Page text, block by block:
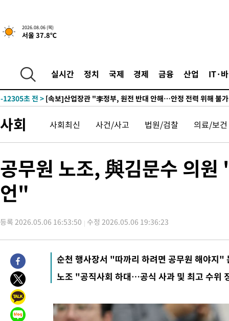
2026.08.06 (목)
서울 37.8℃
실시간 정치 국제 경제 금융 산업 IT·
-26524초 전 >"여기 떨어졌다"…다누리, 스페이스X 로켓 달 충돌 흔적 포착
-23569초 전 > 손흥민, 5경기 연속골 실패…LAFC는 승부차기 끝 과달라하라
-15807초 전 >
트럼프, 한국계 진보 주지사 후보 맹공…"공산주의가 최대 위
-15785초 전 >
-12305초 전 > [속보]산업장관 "李정부, 원전 반대 안해…안정 전력 위해 불
색
-10389초 전 >
[속보]산업장관 "美무역법 제301조 과잉생산 결과 발표 8월
-10182초 전 >[속보]코스피 매도사이드카 발동…4%대 급락
-7015초 전 >서울 열대야 15일째 지속…비공식 '초열대야' 30도 넘어
-5582초 전 >
-5565초 전 >
-1963초 전 >서울 낮 39도 '폭염중대경보'…40도 관측 가능성도
11분 전 >미 워싱턴주 스포캔 시의 통제불능 3개 산불, 방화선 일부 구축
2시간 전 >
[속보] 호르무즈 해협 이란-오만 협상 기대속 뉴욕증시 혼조 마감
0.49%↑
-29150초 전 >
[속보]코스닥, 800p 회복…0.26% 오른 801.67 마감
-29080초 전 >
[속보]코스피, 301.88포인트(4.58%) 내린 6296.38 마감
-28945초 전 >
-26544초 전 >
"여기 떨어졌다"…다누리, 스페이스X 로켓 달 충돌 흔적 포착
사회 사회최신 사건/사고 법원/검찰 의료/보건
공무원 노조, 與김문수 의
언"
등록 2026.05.06 16:53:50 수정 2026.05.06 19:36:23
순천 행사장서 "따까리 하려면 공무원 해야지"
노조 "공직사회 하대…공식 사과 및 최고 수위